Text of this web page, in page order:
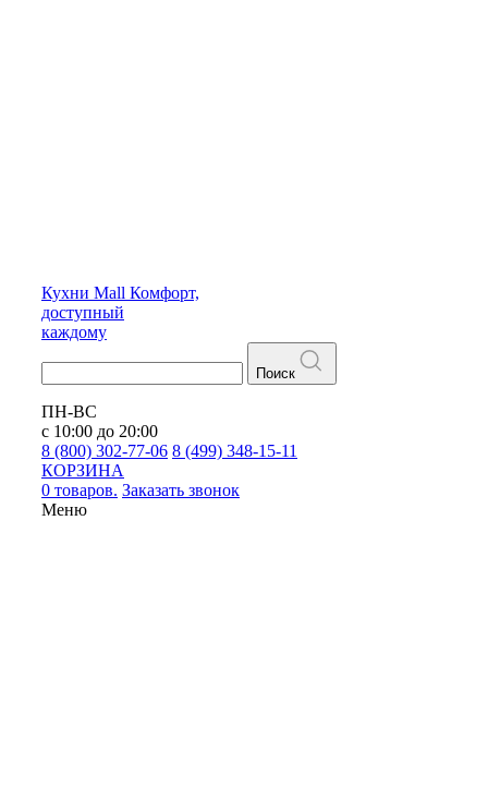
Кухни Mall Комфорт,
доступный
каждому
Поиск
ПН-ВС
с 10:00 до 20:00
8 (800) 302-77-06 8 (499) 348-15-11
КОРЗИНА
0 товаров. Заказать звонок
Меню